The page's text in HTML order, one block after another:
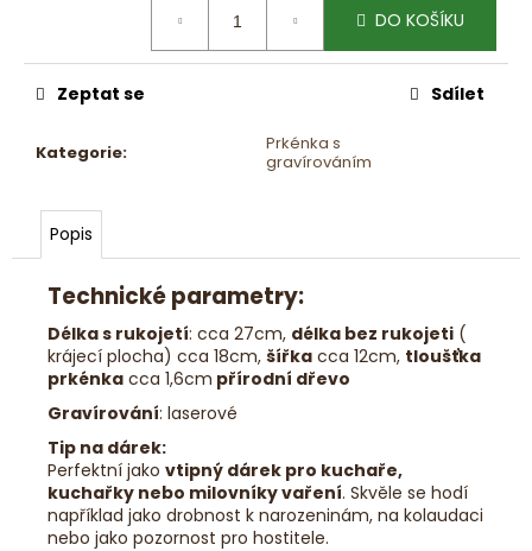
DO KOŠÍKU
Kategorie:
Prkénka s
gravírováním
Zeptat se Sdílet
Popis
Technické parametry:
Délka s rukojetí: cca 27cm, délka bez rukojeti (
krájecí plocha) cca 18cm, šířka cca 12cm, tloušťka
prkénka cca 1,6cm přírodní dřevo
Gravírování: laserové
Tip na dárek:
Perfektní jako vtipný dárek pro kuchaře,
kuchařky nebo milovníky vaření. Skvěle se hodí
například jako drobnost k narozeninám, na kolaudaci
nebo jako pozornost pro hostitele.
390
Kč